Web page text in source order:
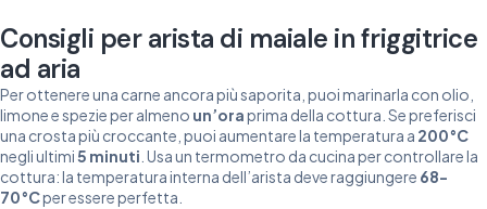
Consigli per arista di maiale in friggitrice
ad aria
Per ottenere una carne ancora più saporita, puoi marinarla con olio,
limone e spezie per almeno un’oraprima della cottura. Se preferisci
una crosta più croccante, puoi aumentare la temperatura a 200°C
negli ultimi5 minuti . Usa un termometro da cucina per controllare la
cottura: la temperatura interna dell’arista deve raggiungere 68-
70°Cper essere perfetta.